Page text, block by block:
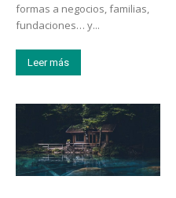
formas a negocios, familias,
fundaciones… y...
Leer más